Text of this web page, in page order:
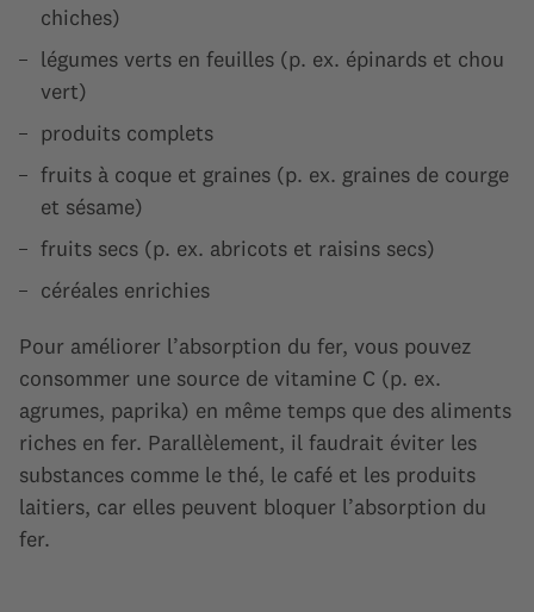
chiches)
légumes verts en feuilles (p. ex. épinards et chou
vert)
produits complets
fruits à coque et graines (p. ex. graines de courge
et sésame)
fruits secs (p. ex. abricots et raisins secs)
céréales enrichies
Pour améliorer l’absorption du fer, vous pouvez
consommer une source de vitamine C (p. ex.
agrumes, paprika) en même temps que des aliments
riches en fer. Parallèlement, il faudrait éviter les
substances comme le thé, le café et les produits
laitiers, car elles peuvent bloquer l’absorption du
fer.